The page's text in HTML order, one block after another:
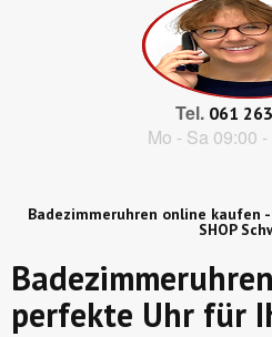
Tel. 061
Mo - Sa 09:00
Badezimmeruhren online kaufen
SHOP
perfekte Uhr für